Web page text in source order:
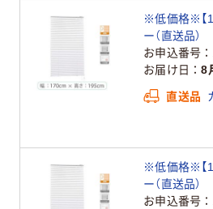
※低価格※【
ー（直送品）
お申込番号
お届け日
8
直送品
※低価格※【
ー（直送品）
お申込番号